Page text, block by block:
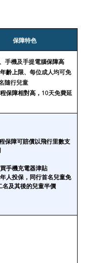
保障特色
、手機及手提電腦保障高
齡上限、每位成人均可免
隨行兒童
保障相對高， 10天免費延
保障可賠償以飛行里數支
手機充電器津貼
人投保，同行首名兒童免
名及其後的兒童半價